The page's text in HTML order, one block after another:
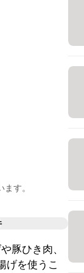
す。
豚ひき肉、
げを使うこ